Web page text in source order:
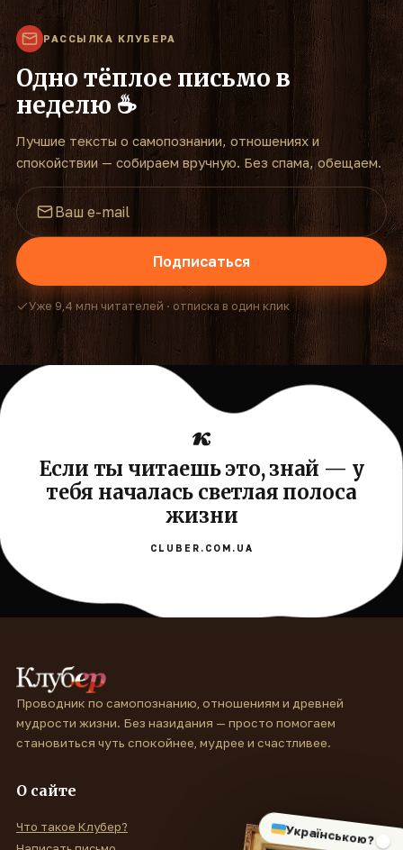
РАССЫЛКА КЛУБЕРА
Одно тёплое письмо в
неделю ☕
Лучшие тексты о самопознании, отношениях и
спокойствии — собираем вручную. Без спама, обещаем.
Подписаться
Уже 9,4 млн читателей · отписка в один клик
Если ты читаешь это, знай — у
тебя началась светлая полоса
жизни
CLUBER.COM.UA
Українською?
Проводник по самопознанию, отношениям и древней
мудрости жизни. Без назидания — просто помогаем
становиться чуть спокойнее, мудрее и счастливее.
О сайте
Что такое Клубер?